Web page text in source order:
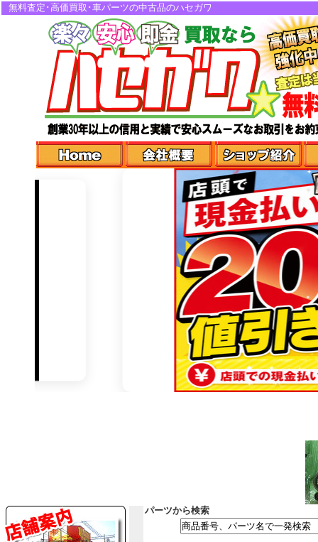
無料査定･高価買取･車パーツの中古品のハセガワ
パーツから検索